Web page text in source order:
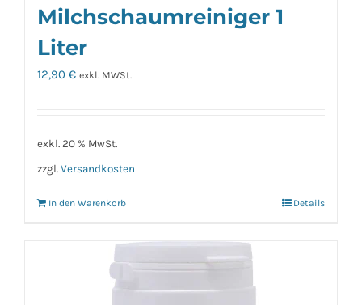
Milchschaumreiniger 1
Liter
12,90 € exkl. MWSt.
exkl. 20 % MwSt.
zzgl. Versandkosten
In den Warenkorb Details